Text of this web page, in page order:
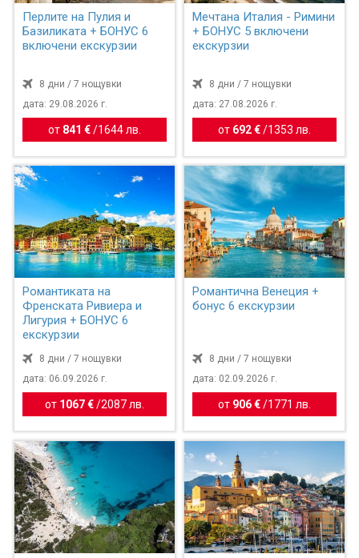
Перлите на Пулия и
Базиликата + БОНУС 6
включени екскурзии
8 дни / 7 нощувки
дата: 29.08.2026 г.
от 841 € / 1644 лв.
Мечтана Италия - Римини
+ БОНУС 5 включени
екскурзии
8 дни / 7 нощувки
дата: 27.08.2026 г.
от 692 €/ 1353 лв.
Романтиката на
Френската Ривиера и
Лигурия + БОНУС 6
екскурзии
8 дни / 7 нощувки
дата: 06.09.2026 г.
от 1067 € /2087 лв.
Романтична Венеция +
бонус 6 екскурзии
8 дни / 7 нощувки
дата: 02.09.2026 г.
от 906 €/ 1771 лв.